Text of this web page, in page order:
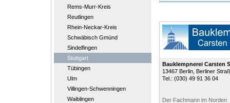
Rems-Murr-Kreis
Reutlingen
Rhein-Neckar-Kreis
Schwäbisch Gmünd
Sindelfingen
Stuttgart
Tübingen
Ulm
Villingen-Schwenningen
Waiblingen
Bauklempnerei Carsten
13467 Berlin, Berliner
Tel.: (030) 49 91 36 04
Der Fachmann im Norden